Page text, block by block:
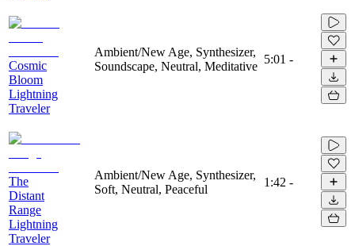
Cosmic
Bloom
Lightning
Traveler
Ambient/New Age, Synthesizer,
Soundscape, Neutral, Meditative
5:01 -
The
Distant
Range
Lightning
Traveler
Ambient/New Age, Synthesizer,
Soft, Neutral, Peaceful
1:42 -